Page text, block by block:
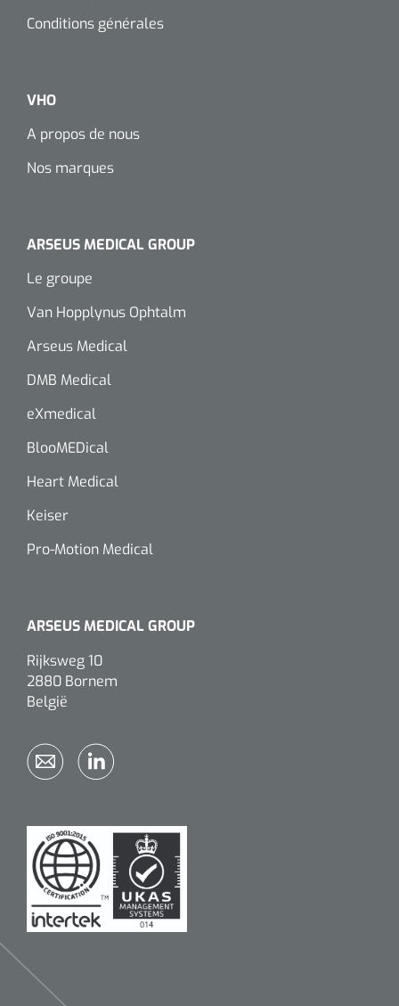
Conditions générales
VHO
A propos de nous
Nos marques
ARSEUS MEDICAL GROUP
Le groupe
Van Hopplynus Ophtalm
Arseus Medical
DMB Medical
eXmedical
BlooMEDical
Heart Medical
Keiser
Pro-Motion Medical
ARSEUS MEDICAL GROUP
Rijksweg 10
2880 Bornem
België